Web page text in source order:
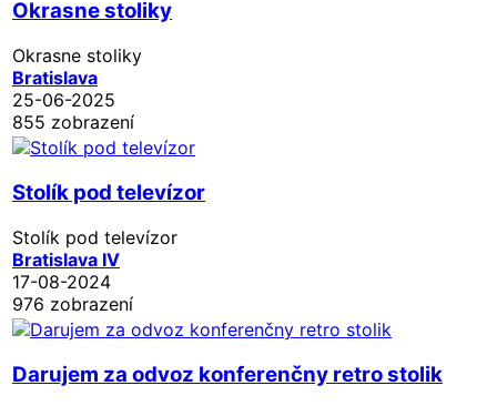
Okrasne stoliky
Okrasne stoliky
Bratislava
25-06-2025
855 zobrazení
Stolík pod televízor
Stolík pod televízor
Bratislava IV
17-08-2024
976 zobrazení
Darujem za odvoz konferenčny retro stolik